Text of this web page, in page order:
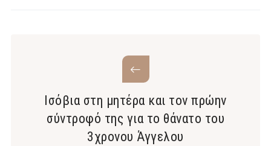
Ισόβια στη μητέρα και τον πρώην
σύντροφό της για το θάνατο του
3χρονου Άγγελου